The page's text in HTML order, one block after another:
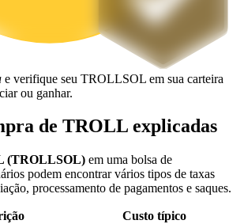
para titulares de BTR
e verifique seu TROLLSOL em sua carteira
ou ganhar.
de TROLL explicadas
(TROLLSOL) em uma bolsa de
podem encontrar vários tipos de taxas
processamento de pagamentos e saques.
Custo típico